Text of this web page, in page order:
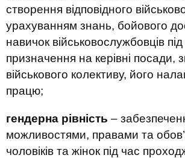
створення відповідного
урахуванням знань, бойового
навичок військовослужбовців під
призначення на керівні посади,
військового колективу, його
працю;
гендерна рівність –
можливостями, правами та
чоловіків та жінок під час